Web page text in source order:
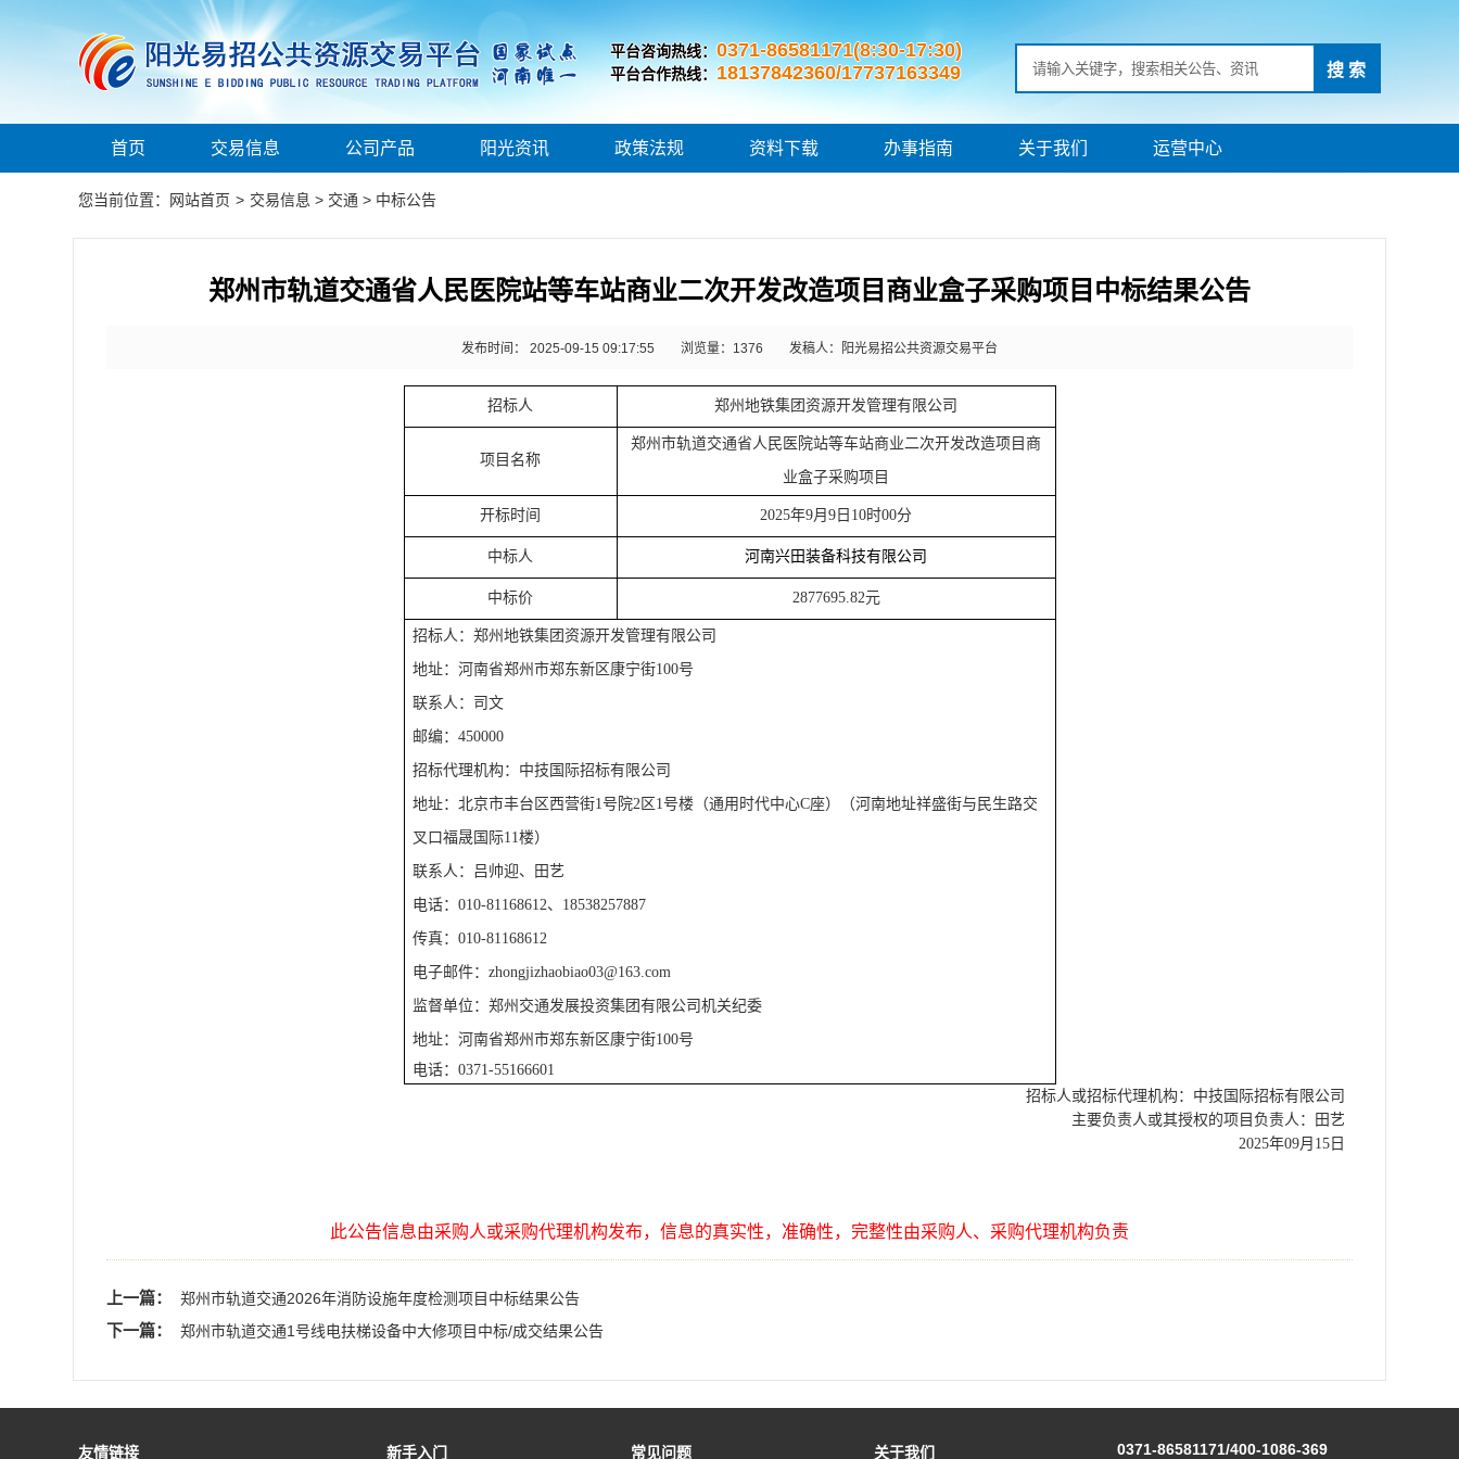
平台咨询热线：0371-86581171(8:30-17:30)
平台合作热线： 18137842360/17737163349 搜 索
首页 交易信息 公司产品 阳光资讯 政策法规 资料下载 办事指南 关于我们 运营中心
您当前位置： 网站首页 > 交易信息 > 交通 > 中标公告
郑州市轨道交通省人民医院站等车站商业二次开发改造项目商业盒子采购项目中标结果公告
发布时间： 2025-09-15 09:17:55 浏览量： 1376 发稿人：阳光易招公共资源交易平台
招标人 郑州地铁集团资源开发管理有限公司
项目名称
郑州市轨道交通省人民医院站等车站商业二次开发改造项目商
业盒子采购项目
开标时间 2025年9月9日10时00分
中标人 河南兴田装备科技有限公司
中标价 2877695.82元
招标人：郑州地铁集团资源开发管理有限公司
地址：河南省郑州市郑东新区康宁街100号
联系人： 司文
邮编： 450000
招标代理机构：中技国际招标有限公司
地址：北京市丰台区西营街1号院2区1号楼（通用时代中心C座）（河南地址祥盛街与民生路交
叉口福晟国际11楼）
联系人：吕帅迎、田艺
电话： 010-81168612、18538257887
传真： 010-81168612
电子邮件： zhongjizhaobiao03@163.com
监督单位： 郑州交通发展投资集团有限公司机关纪委
地址：河南省郑州市郑东新区康宁街100号
电话： 0371-55166601
招标人或招标代理机构： 中技国际招标有限公司
主要负责人或其授权的项目负责人：
田艺
2025年09月 15日
此公告信息由采购人或采购代理机构发布，信息的真实性，准确性，完整性由采购人、采购代理机构负责
上一篇： 郑州市轨道交通2026年消防设施年度检测项目中标结果公告
下一篇： 郑州市轨道交通1号线电扶梯设备中大修项目中标/成交结果公告
友情链接 新手入门 常见问题 关于我们 0371-86581171/400-1086-369